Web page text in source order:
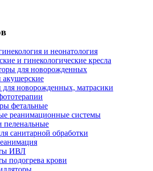
и неонатология
и гинекологические креслa
для новорожденных
акушерские
для новорожденных, матрасики
фетальные
реанимационные системы
пеленальные
санитарной обработки
ИВЛ
подогрева крови